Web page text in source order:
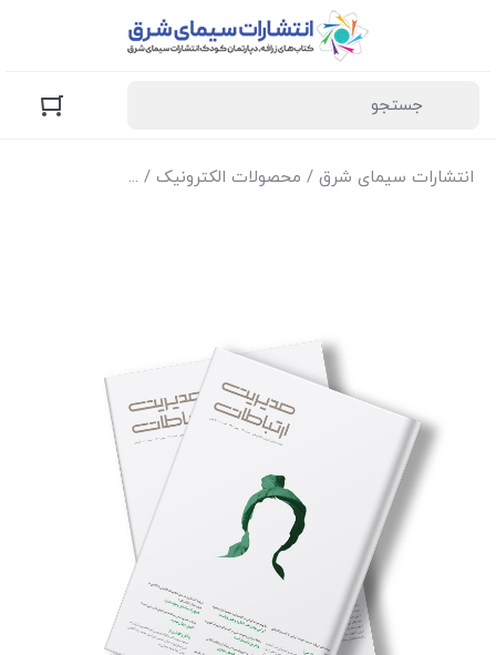
انتشارات سیمای شرق / محصولات الکترونیک / نسخه الکترونیک